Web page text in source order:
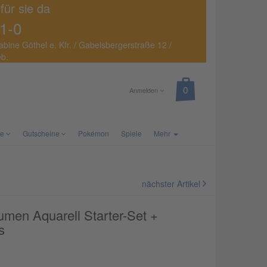
sie da
0
Göthel e. Kfr. / Gabelsbergerstraße 12 /
Anmelden
Gutscheine Pokémon Spiele Mehr
nächster Artikel
Aquarell Starter-Set +